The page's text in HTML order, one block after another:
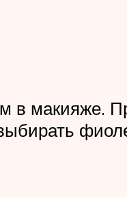
в макияже.